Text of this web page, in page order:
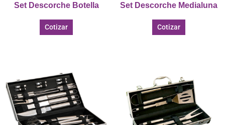
Set Descorche Botella
Cotizar
Set Descorche Medialuna
Cotizar